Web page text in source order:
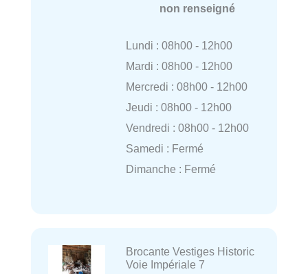
non renseigné
Lundi : 08h00 - 12h00
Mardi : 08h00 - 12h00
Mercredi : 08h00 - 12h00
Jeudi : 08h00 - 12h00
Vendredi : 08h00 - 12h00
Samedi : Fermé
Dimanche : Fermé
Brocante Vestiges Historic
Voie Impériale 7